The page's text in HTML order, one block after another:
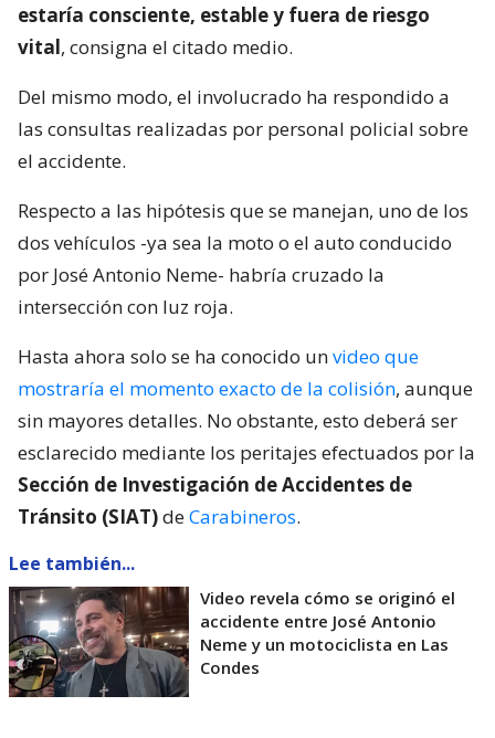
estaría consciente, estable y fuera de riesgo
vital, consigna el citado medio.
Del mismo modo, el involucrado ha respondido a
las consultas realizadas por personal policial sobre
el accidente.
Respecto a las hipótesis que se manejan, uno de los
dos vehículos -ya sea la moto o el auto conducido
por José Antonio Neme- habría cruzado la
intersección con luz roja.
Hasta ahora solo se ha conocido unvideo que
mostraría el momento exacto de la colisión, aunque
sin mayores detalles. No obstante, esto deberá ser
esclarecido mediante los peritajes efectuados por la
Sección de Investigación de Accidentes de
Tránsito (SIAT)deCarabineros.
Lee también...
Video revela cómo se originó el
accidente entre José Antonio
Neme y un motociclista en Las
Condes